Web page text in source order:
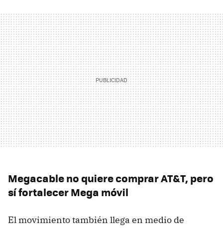
Megacable no quiere comprar AT&T, pero
sí fortalecer Mega móvil
El movimiento también llega en medio de